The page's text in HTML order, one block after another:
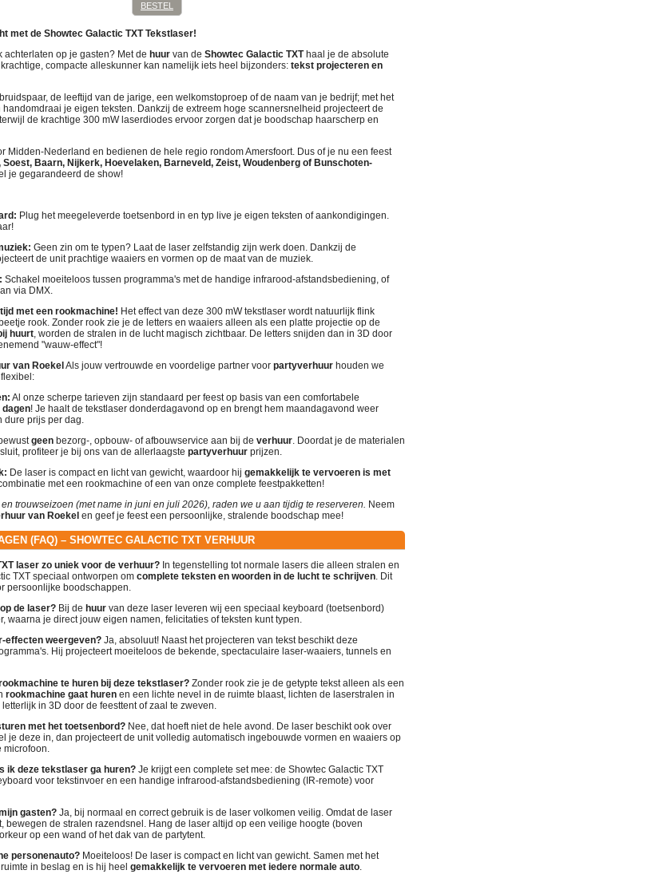
BESTEL
met de Showtec Galactic TXT Tekstlaser!
op je gasten? Met de huur van de Showtec Galactic TXThaal je de absolute
compacte alleskunner kan namelijk iets heel bijzonders: tekst projecteren en
de leeftijd van de jarige, een welkomstoproep of de naam van je bedrijf; met het
je eigen teksten. Dankzij de extreem hoge scannersnelheid projecteert de
de krachtige 300 mW laserdiodes ervoor zorgen dat je boodschap haarscherp en
Midden-Nederland en bedienen de hele regio rondom Amersfoort. Dus of je nu een feest
Baarn, Nijkerk, Hoevelaken, Barneveld, Zeist, Woudenberg of Bunschoten-
je gegarandeerd de show!
Plug het meegeleverde toetsenbord in en typ live je eigen teksten of aankondigingen.
Geen zin om te typen? Laat de laser zelfstandig zijn werk doen. Dankzij de
de unit prachtige waaiers en vormen op de maat van de muziek.
Schakel moeiteloos tussen programma's met de handige infrarood-afstandsbediening, of
via DMX.
met een rookmachine! Het effect van deze 300 mW tekstlaser wordt natuurlijk flink
rook. Zonder rook zie je de letters en waaiers alleen als een platte projectie op de
huurt, worden de stralen in de lucht magisch zichtbaar. De letters snijden dan in 3D door
"wauw-effect"!
van Roekel Als jouw vertrouwde en voordelige partner voor partyverhuur houden we
Al onze scherpe tarieven zijn standaard per feest op basis van een comfortabele
dagen! Je haalt de tekstlaser donderdagavond op en brengt hem maandagavond weer
dure prijs per dag.
geen bezorg-, opbouw- of afbouwservice aan bij de verhuur. Doordat je de materialen
profiteer je bij ons van de allerlaagste partyverhuur prijzen.
De laser is compact en licht van gewicht, waardoor hij gemakkelijk te vervoeren is met
met een rookmachine of een van onze complete feestpakketten!
trouwseizoen (met name in juni en juli 2026), raden we u aan tijdig te reserveren. Neem
van Roekel en geef je feest een persoonlijke, stralende boodschap mee!
(FAQ) – SHOWTEC GALACTIC TXT VERHUUR
laser zo uniek voor de verhuur? In tegenstelling tot normale lasers die alleen stralen en
TXT speciaal ontworpen om complete teksten en woorden in de lucht te schrijven. Dit
persoonlijke boodschappen.
de laser? Bij de huur van deze laser leveren wij een speciaal keyboard (toetsenbord)
waarna je direct jouw eigen namen, felicitaties of teksten kunt typen.
effecten weergeven? Ja, absoluut! Naast het projecteren van tekst beschikt deze
Hij projecteert moeiteloos de bekende, spectaculaire laser-waaiers, tunnels en
te huren bij deze tekstlaser? Zonder rook zie je de getypte tekst alleen als een
rookmachine gaat huren en een lichte nevel in de ruimte blaast, lichten de laserstralen in
in 3D door de feesttent of zaal te zweven.
met het toetsenbord? Nee, dat hoeft niet de hele avond. De laser beschikt ook over
je deze in, dan projecteert de unit volledig automatisch ingebouwde vormen en waaiers op
microfoon.
ik deze tekstlaser ga huren? Je krijgt een complete set mee: de Showtec Galactic TXT
voor tekstinvoer en een handige infrarood-afstandsbediening (IR-remote) voor
gasten? Ja, bij normaal en correct gebruik is de laser volkomen veilig. Omdat de laser
bewegen de stralen razendsnel. Hang de laser altijd op een veilige hoogte (boven
op een wand of het dak van de partytent.
personenauto? Moeiteloos! De laser is compact en licht van gewicht. Samen met het
in beslag en is hij heel gemakkelijk te vervoeren met iedere normale auto.